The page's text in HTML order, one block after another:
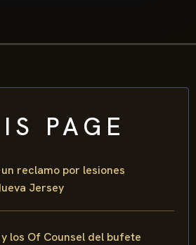
PAGE
reclamo por lesiones
Jersey
y los Of Counsel del bufete